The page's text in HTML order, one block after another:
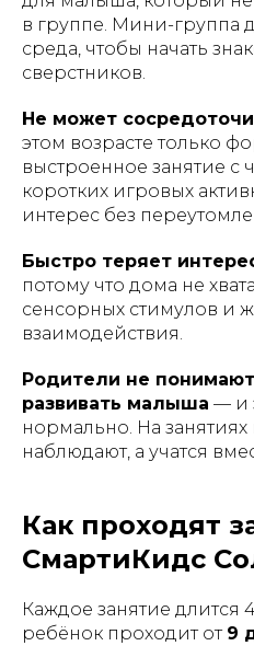
в группе. Мини-группа
среда, чтобы начать
сверстников.
Не может
этом возрасте только
выстроенное занятие с
коротких игровых
интерес без
Быстро теряет
потому что дома не
сенсорных стимулов и
взаимодействия.
Родители не
развивать малыша — и
нормально. На
наблюдают, а учатся
Как проходят
СмартиКидс
Каждое занятие длится
ребёнок проходит от 9